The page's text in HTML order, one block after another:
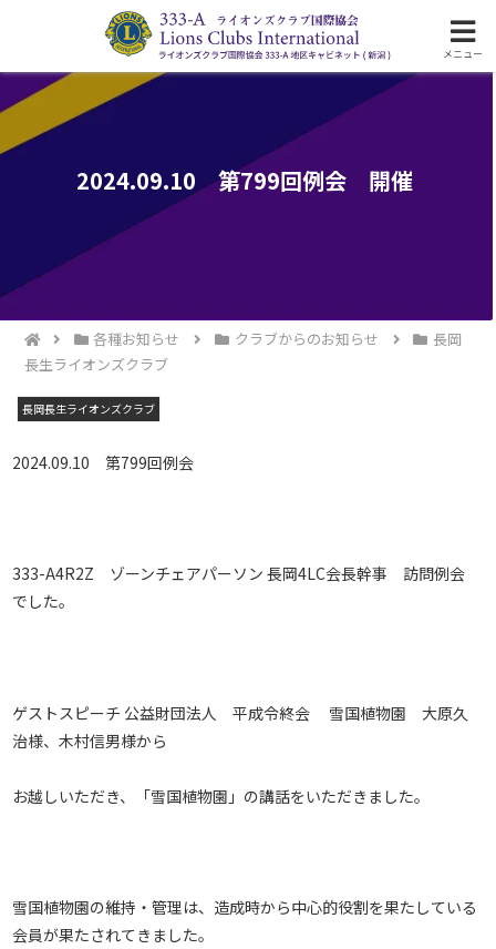
ライオンズクラブ国際協会333-A地区の活動
2024.09.10 第799回例会 開催
各種お知らせ クラブからのお知らせ
長岡
長生ライオンズクラブ
長岡長生ライオンズクラブ
2024.09.10 第799回例会
333-A4R2Z ゾーンチェアパーソン 長岡4LC会長幹事 訪問例会
でした。
ゲストスピーチ 公益財団法人 平成令終会 雪国植物園 大原久
治様、木村信男様から
お越しいただき、「雪国植物園」の講話をいただきました。
雪国植物園の維持・管理は、造成時から中心的役割を果たしている
会員が果たされてきました。
メニュー